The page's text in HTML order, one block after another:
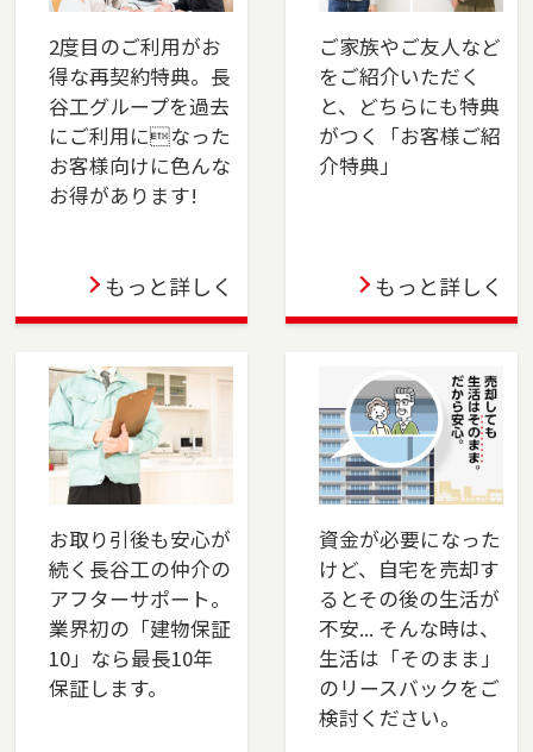
本社営業センター新宿チームを開設しました。
新宿区でお住まいのご売却、 ご購入をご検討の
方は、是非ご相談ください。 フリーダイアル
（0120-106-875）よりお気軽にどうぞ！
2025-03-31
この度、東戸塚店は3月31日をもって閉店する運
へ・戸塚区、瀬谷区、泉区のお問い合わせは湘
南営業センター（0120-875-051）へご連絡くだ
す。
2024-04-05
千葉店を移転しました。千葉市（中央区・花見
川区・稲毛区・若葉区・緑区・美浜区）、佐倉
市、四街道市でお住まいのご売却、ご購入をご
検討の方は、是非ご相談ください。フリーダイ
アル（0120-8750-86）よりお気軽にどうぞ！
2024-04-01
おおたかの森店オープン！不動産の売却も購入
も、長谷工の仲介にお任せください！ 豊富な実
2度目のご利用がお
得な再契約特典。長
谷工グループを過去
にご利用になった
お客様向けに色んな
お得があります!
もっと詳しく
ご家族やご友人など
をご紹介いただく
と、どちらにも特典
がつく「お客様ご紹
介特典」
もっと詳しく
お取り引後も安心が
続く長谷工の仲介の
アフターサポート。
業界初の「建物保証
10」なら最長10年
保証します。
資金が必要になった
けど、自宅を売却す
るとその後の生活が
不安... そんな時は、
生活は「そのまま」
のリースバックをご
検討ください。